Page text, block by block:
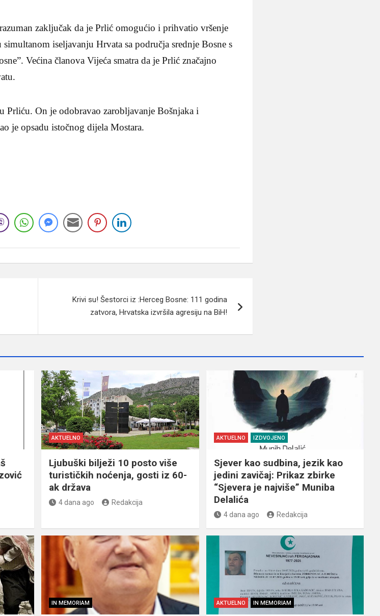
zaključak da je Prlić omogućio i prihvatio vršenje
iseljavanju Hrvata sa područja srednje Bosne s
Većina članova Vijeća smatra da je Prlić značajno
Prliću. On je odobravao zarobljavanje Bošnjaka i
je opsadu istočnog dijela Mostara.
Krivi su! Šestorci iz :Herceg Bosne: 111 godina
zatvora, Hrvatska izvršila agresiju na BiH!
AKTUELNO
Ljubuški bilježi 10 posto više
turističkih noćenja, gosti iz 60-
ak država
4 dana ago Redakcija
AKTUELNO IZDVOJENO
Sjever kao sudbina, jezik kao
jedini zavičaj: Prikaz zbirke
“Sjevera je najviše” Muniba
Delalića
4 dana ago Redakcija
IN MEMORIAM AKTUELNO IN MEMORIAM